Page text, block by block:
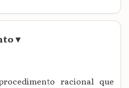
▾
racional que